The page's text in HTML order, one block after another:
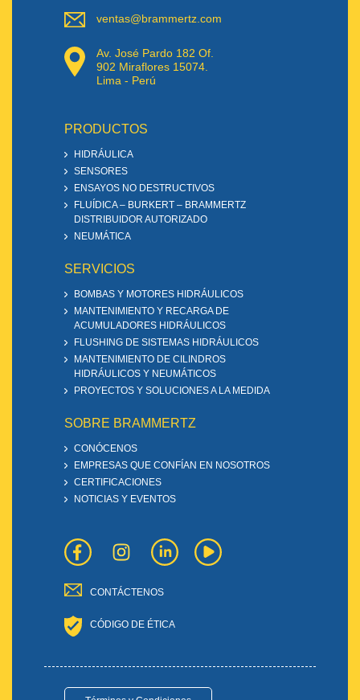
ventas@brammertz.com
Av. José Pardo 182 Of.
902 Miraflores 15074.
Lima - Perú
PRODUCTOS
HIDRÁULICA
SENSORES
ENSAYOS NO DESTRUCTIVOS
FLUÍDICA – BURKERT – BRAMMERTZ
DISTRIBUIDOR AUTORIZADO
NEUMÁTICA
SERVICIOS
BOMBAS Y MOTORES HIDRÁULICOS
MANTENIMIENTO Y RECARGA DE
ACUMULADORES HIDRÁULICOS
FLUSHING DE SISTEMAS HIDRÁULICOS
MANTENIMIENTO DE CILINDROS
HIDRÁULICOS Y NEUMÁTICOS
PROYECTOS Y SOLUCIONES A LA MEDIDA
SOBRE BRAMMERTZ
CONÓCENOS
EMPRESAS QUE CONFÍAN EN NOSOTROS
CERTIFICACIONES
NOTICIAS Y EVENTOS
CONTÁCTENOS
CÓDIGO DE ÉTICA